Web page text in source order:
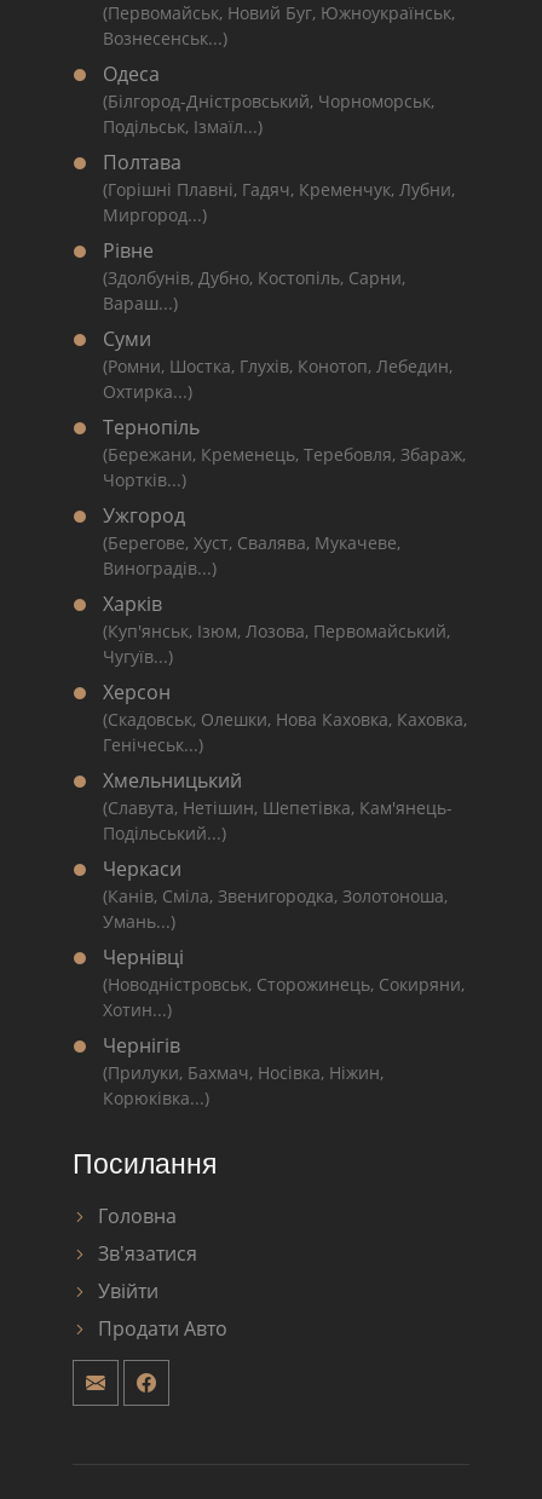
(Первомайськ, Новий Буг, Южноукраїнськ,
Вознесенськ...)
Одеса
(Білгород-Дністровський, Чорноморськ,
Подільськ, Ізмаїл...)
Полтава
(Горішні Плавні, Гадяч, Кременчук, Лубни,
Миргород...)
Рівне
(Здолбунів, Дубно, Костопіль, Сарни,
Вараш...)
Суми
(Ромни, Шостка, Глухів, Конотоп, Лебедин,
Охтирка...)
Тернопіль
(Бережани, Кременець, Теребовля, Збараж,
Чортків...)
Ужгород
(Берегове, Хуст, Свалява, Мукачеве,
Виноградів...)
Харків
(Куп'янськ, Ізюм, Лозова, Первомайський,
Чугуїв...)
Херсон
(Скадовськ, Олешки, Нова Каховка, Каховка,
Генічеськ...)
Хмельницький
(Славута, Нетішин, Шепетівка, Кам'янець-
Подільський...)
Черкаси
(Канів, Сміла, Звенигородка, Золотоноша,
Умань...)
Чернівці
(Новодністровськ, Сторожинець, Сокиряни,
Хотин...)
Чернігів
(Прилуки, Бахмач, Носівка, Ніжин,
Корюківка...)
Посилання
Головна
Зв'язатися
Увійти
Продати Авто